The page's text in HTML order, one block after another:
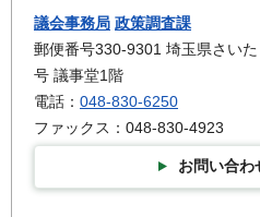
議会事務局 政策調査課
郵便番号330-9301 埼玉県さい
号 議事堂1階
電話： 048-830-6250
ファックス：048-830-4923
お問い合わ